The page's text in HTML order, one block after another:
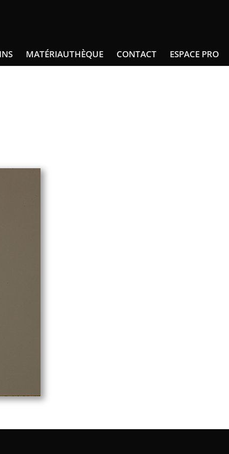
MATÉRIAUTHÈQUE CONTACT ESPACE PRO